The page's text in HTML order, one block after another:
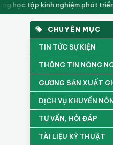
tập kinh nghiệm phát triển
CHUYÊN MỤC
TIN TỨC SỰ KIỆN
THÔNG TIN NÔNG
GƯƠNG SẢN XUẤT
DỊCH VỤ KHUYẾN
TƯ VẤN, HỎI ĐÁP
TÀI LIỆU KỸ THUẬT